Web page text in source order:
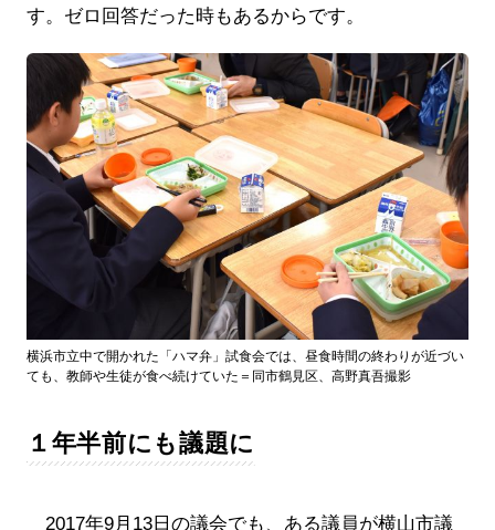
す。ゼロ回答だった時もあるからです。
横浜市立中で開かれた「ハマ弁」試食会では、昼食時間の終わりが近づい
ても、教師や生徒が食べ続けていた＝同市鶴見区、高野真吾撮影
１年半前にも議題に
2017年9月13日の議会でも、ある議員が横山市議